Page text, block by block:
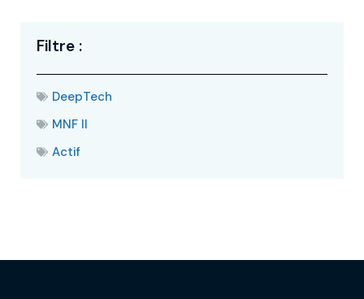
Filtre :
DeepTech
MNF II
Actif